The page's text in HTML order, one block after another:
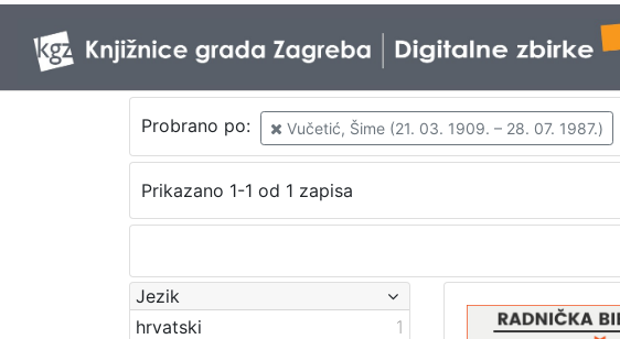
Probrano po: Vučetić, Šime (21. 03. 1909. – 28. 07. 1987.)
Prikazano 1-1 od 1 zapisa
Jezik
hrvatski
1